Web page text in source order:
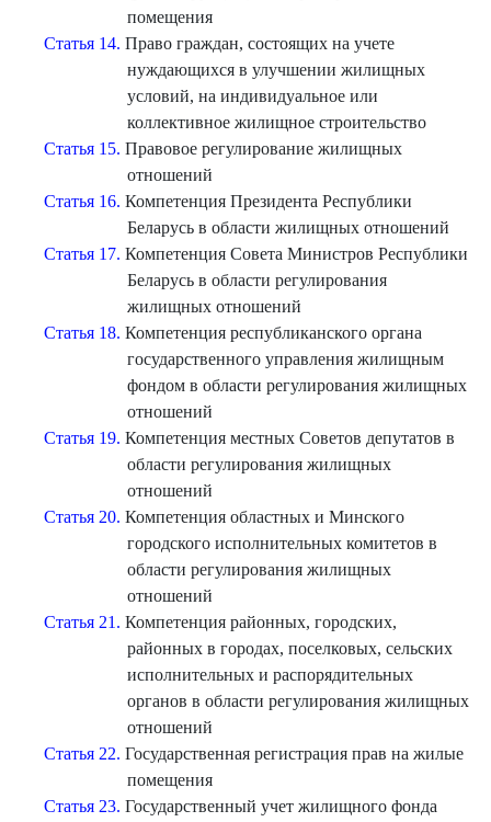
помещения
Статья 14. Право граждан, состоящих на учете
нуждающихся в улучшении жилищных
условий, на индивидуальное или
коллективное жилищное строительство
Статья 15. Правовое регулирование жилищных
отношений
Статья 16. Компетенция Президента Республики
Беларусь в области жилищных отношений
Статья 17. Компетенция Совета Министров Республики
Беларусь в области регулирования
жилищных отношений
Статья 18. Компетенция республиканского органа
государственного управления жилищным
фондом в области регулирования жилищных
отношений
Статья 19. Компетенция местных Советов депутатов в
области регулирования жилищных
отношений
Статья 20. Компетенция областных и Минского
городского исполнительных комитетов в
области регулирования жилищных
отношений
Статья 21. Компетенция районных, городских,
районных в городах, поселковых, сельских
исполнительных и распорядительных
органов в области регулирования жилищных
отношений
Статья 22. Государственная регистрация прав на жилые
помещения
Статья 23. Государственный учет жилищного фонда